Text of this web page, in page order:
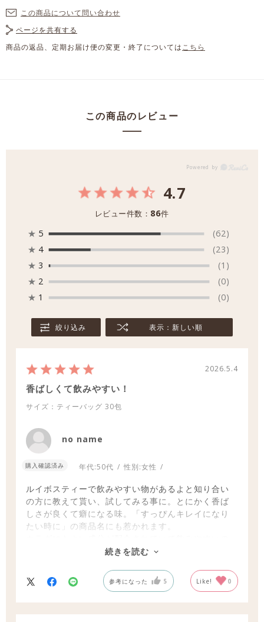
この商品について問い合わせ
ページを共有する
商品の返品、定期お届け便の変更・終了についてはこちら
この商品のレビュー
4.7
レビュー件数： 86件
★ 5
(62)
★ 4
(23)
★ 3
(1)
★ 2
(0)
★ 1 (0)
絞り込み 表示：新しい順
2026.5.4
香ばしくて飲みやすい！
サイズ：ティーバッグ 30包
no name
購入確認済み 年代:50代 性別:女性
ルイボスティーで飲みやすい物があるよと知り合い
の方に教えて貰い、試してみる事に。とにかく香ば
しさが良くて癖になる味。「すっぴんキレイになり
たい時に」の商品名にも惹かれます。
続きを読む
参考になった 5 Like! 0